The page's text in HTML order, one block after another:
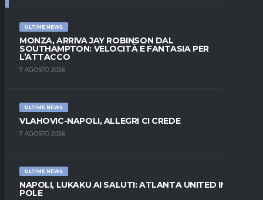
ULTIME NEWS
MONZA, ARRIVA JAY ROBINSON DAL
SOUTHAMPTON: VELOCITÀ E FANTASIA PER
L’ATTACCO
7 AGOSTO 2026
ULTIME NEWS
VLAHOVIC-NAPOLI, ALLEGRI CI CREDE
7 AGOSTO 2026
ULTIME NEWS
NAPOLI, LUKAKU AI SALUTI: ATLANTA UNITED IN
POLE